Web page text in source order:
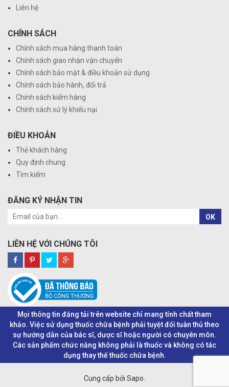
Liên hệ
CHÍNH SÁCH
Chính sách mua hàng thanh toán
Chính sách giao nhận vận chuyển
Chính sách bảo mật & điều khoản sử dụng
Chính sách bảo hành, đổi trả
Chính sách kiểm hàng
Chính sách xử lý khiếu nại
ĐIỀU KHOẢN
Thẻ khách hàng
Quy định chung
Tìm kiếm
ĐĂNG KÝ NHẬN TIN
OK
LIÊN HỆ VỚI CHÚNG TÔI
Mọi thông tin đăng tải trên website chỉ mang tính chất tham
khảo. Việc sử dụng thuốc chữa bệnh phải tuyệt đối tuân thủ theo
sự hướng dẫn của bác sĩ, dược sĩ hoặc người có chuyên môn.
Các sản phẩm chức năng không phải là thuốc và không có tác
dụng thay thế thuốc chữa bệnh.
Cung cấp bởi Sapo.